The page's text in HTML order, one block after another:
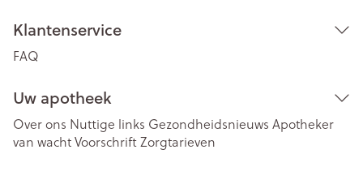
Klantenservice
FAQ
Uw apotheek
Over ons Nuttige links Gezondheidsnieuws Apotheker
van wachtVoorschriftZorgtarieven